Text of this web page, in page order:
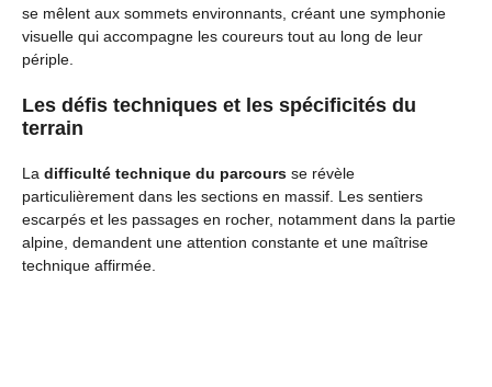
se mêlent aux sommets environnants, créant une symphonie
visuelle qui accompagne les coureurs tout au long de leur
périple.
Les défis techniques et les spécificités du
terrain
La difficulté technique du parcours se révèle
particulièrement dans les sections en massif. Les sentiers
escarpés et les passages en rocher, notamment dans la partie
alpine, demandent une attention constante et une maîtrise
technique affirmée.